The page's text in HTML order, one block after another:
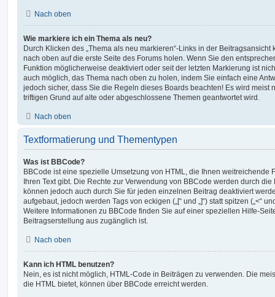
Nach oben
Wie markiere ich ein Thema als neu?
Durch Klicken des „Thema als neu markieren“-Links in der
nach oben auf die erste Seite des Forums holen. Wenn Sie den
Funktion möglicherweise deaktiviert oder seit der letzten Markierung ist
auch möglich, das Thema nach oben zu holen, indem Sie einfach eine
jedoch sicher, dass Sie die Regeln dieses Boards beachten! Es wird meist
triftigen Grund auf alte oder abgeschlossene Themen geantwortet wird.
Nach oben
Textformatierung und Thementypen
Was ist BBCode?
BBCode ist eine spezielle Umsetzung von HTML, die Ihnen weitreichende
Ihren Text gibt. Die Rechte zur Verwendung von BBCode werden durch
können jedoch auch durch Sie für jeden einzelnen Beitrag deaktiviert
aufgebaut, jedoch werden Tags von eckigen („[“ und „]“) statt spitzen („<“
Weitere Informationen zu BBCode finden Sie auf einer speziellen Hilfe-
Beitragserstellung aus zugänglich ist.
Nach oben
Kann ich HTML benutzen?
Nein, es ist nicht möglich, HTML-Code in Beiträgen zu verwenden. Die
die HTML bietet, können über BBCode erreicht werden.